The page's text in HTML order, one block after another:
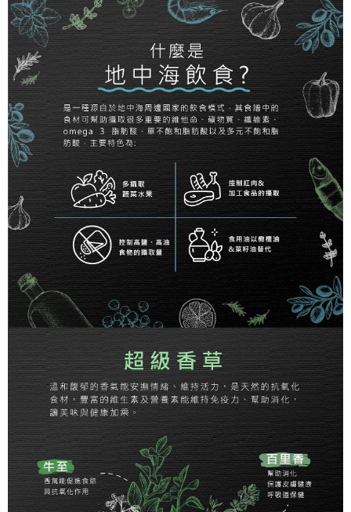
時審查核予不同之上限額度；若仍有額度不足之情形，本公司將視審查結果
請求用戶進行身份認證。
５．嚴禁一人註冊多個帳號或使用他人資訊註冊。若發現惡意使用之情形，
恩沛科技股份有限公司將有權停止該用戶之使用額度並採取法律行動。
中壢限定｜毛速配 14:00前下單當日到！🐶
每筆NT$120，滿NT$999(含以上)免運費